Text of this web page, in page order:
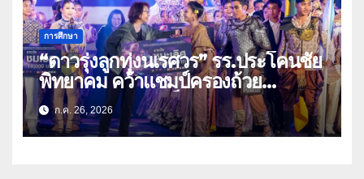
การศึกษา
“ดาวรุ่งลูกทุ่งนเรศวร” รร.ประโคนชัย
พิทยาคม คว้าแชมป์ครองถ้วย
พระราชทาน สมเด็จพระกนิษฐาธิราช
เจ้า กรมสมเด็จพระเทพรัตนราชสุดา
ฯ สยามบรมราชกุมารี
ก.ค. 26, 2026